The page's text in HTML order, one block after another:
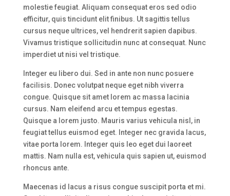
molestie feugiat. Aliquam consequat eros sed odio
efficitur, quis tincidunt elit finibus. Ut sagittis tellus
cursus neque ultrices, vel hendrerit sapien dapibus.
Vivamus tristique sollicitudin nunc at consequat. Nunc
imperdiet ut nisi vel tristique.
Integer eu libero dui. Sed in ante non nunc posuere
facilisis. Donec volutpat neque eget nibh viverra
congue. Quisque sit amet lorem ac massa lacinia
cursus. Nam eleifend arcu et tempus egestas.
Quisque a lorem justo. Mauris varius vehicula nisl, in
feugiat tellus euismod eget. Integer nec gravida lacus,
vitae porta lorem. Integer quis leo eget dui laoreet
mattis. Nam nulla est, vehicula quis sapien ut, euismod
rhoncus ante.
Maecenas id lacus a risus congue suscipit porta et mi.